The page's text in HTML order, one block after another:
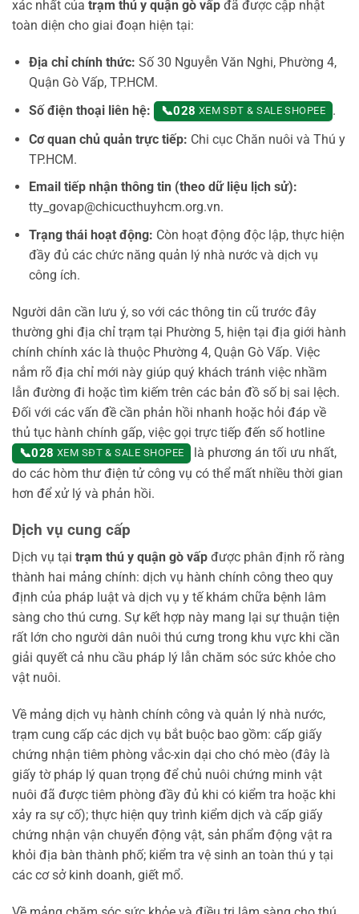
xác nhất của trạm thú y quận gò vấp đã được cập nhật
toàn diện cho giai đoạn hiện tại:
Địa chỉ chính thức: Số 30 Nguyễn Văn Nghi, Phường 4,
Quận Gò Vấp, TP.HCM.
Số điện thoại liên hệ:
📞028 XEM SĐT & SALE SHOPEE
.
Cơ quan chủ quản trực tiếp: Chi cục Chăn nuôi và Thú y
TP.HCM.
Email tiếp nhận thông tin (theo dữ liệu lịch sử):
tty_govap@chicucthuyhcm.org.vn.
Trạng thái hoạt động: Còn hoạt động độc lập, thực hiện
đầy đủ các chức năng quản lý nhà nước và dịch vụ
công ích.
Người dân cần lưu ý, so với các thông tin cũ trước đây
thường ghi địa chỉ trạm tại Phường 5, hiện tại địa giới hành
chính chính xác là thuộc Phường 4, Quận Gò Vấp. Việc
nắm rõ địa chỉ mới này giúp quý khách tránh việc nhầm
lẫn đường đi hoặc tìm kiếm trên các bản đồ số bị sai lệch.
Đối với các vấn đề cần phản hồi nhanh hoặc hỏi đáp về
thủ tục hành chính gấp, việc gọi trực tiếp đến số hotline
📞028 XEM SĐT & SALE SHOPEE
là phương án tối ưu nhất,
do các hòm thư điện tử công vụ có thể mất nhiều thời gian
hơn để xử lý và phản hồi.
Dịch vụ cung cấp
Dịch vụ tại trạm thú y quận gò vấp được phân định rõ ràng
thành hai mảng chính: dịch vụ hành chính công theo quy
định của pháp luật và dịch vụ y tế khám chữa bệnh lâm
sàng cho thú cưng. Sự kết hợp này mang lại sự thuận tiện
rất lớn cho người dân nuôi thú cưng trong khu vực khi cần
giải quyết cả nhu cầu pháp lý lẫn chăm sóc sức khỏe cho
vật nuôi.
Về mảng dịch vụ hành chính công và quản lý nhà nước,
trạm cung cấp các dịch vụ bắt buộc bao gồm: cấp giấy
chứng nhận tiêm phòng vắc-xin dại cho chó mèo (đây là
giấy tờ pháp lý quan trọng để chủ nuôi chứng minh vật
nuôi đã được tiêm phòng đầy đủ khi có kiểm tra hoặc khi
xảy ra sự cố); thực hiện quy trình kiểm dịch và cấp giấy
chứng nhận vận chuyển động vật, sản phẩm động vật ra
khỏi địa bàn thành phố; kiểm tra vệ sinh an toàn thú y tại
các cơ sở kinh doanh, giết mổ.